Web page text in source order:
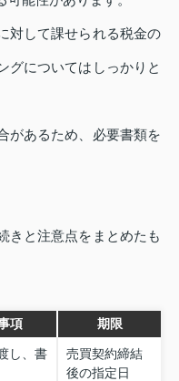
対して課せられる税金の
グについてはしっかりと
があるため、必要書類を
きと注意点をまとめたも
項 期限
し、書
売買契約締結
後の指定日